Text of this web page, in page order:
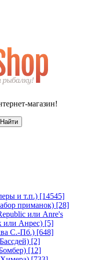
магазин!
и т.п.) [14545]
приманок) [28]
или Anre's
или Анрес) [5]
С.-Пб.) [648]
[2]
[12]